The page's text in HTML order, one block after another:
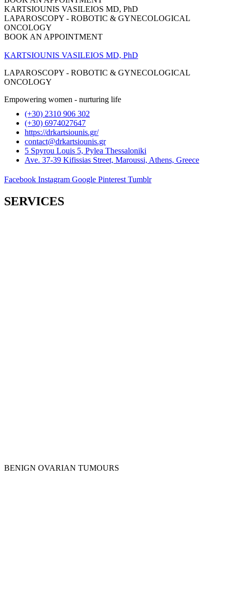
KARTSIOUNIS VASILEIOS MD, PhD
LAPAROSCOPY - ROBOTIC & GYNECOLOGICAL
ONCOLOGY
BOOK AN APPOINTMENT
KARTSIOUNIS VASILEIOS MD, PhD
LAPAROSCOPY - ROBOTIC & GYNECOLOGICAL
ONCOLOGY
Empowering women - nurturing life
(+30) 2310 906 302
(+30) 6974027647
https://drkartsiounis.gr/
contact@drkartsiounis.gr
5 Spyrou Louis 5, Pylea Thessaloniki
Ave. 37-39 Kifissias Street, Maroussi, Athens, Greece
Facebook Instagram Google Pinterest Tumblr
SERVICES
BENIGN OVARIAN TUMOURS